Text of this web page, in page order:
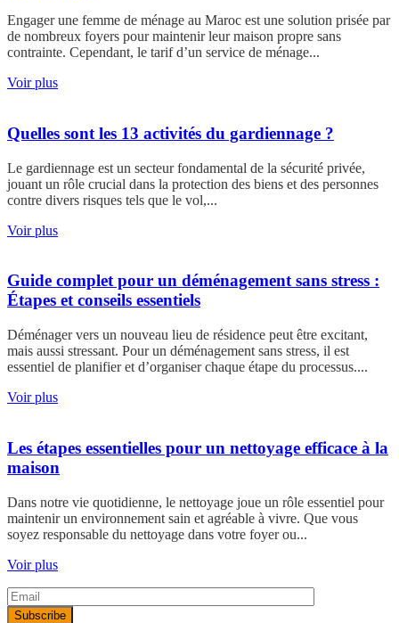
Engager une femme de ménage au Maroc est une solution prisée par
de nombreux foyers pour maintenir leur maison propre sans
contrainte. Cependant, le tarif d’un service de ménage...
Voir plus
Quelles sont les 13 activités du gardiennage ?
Le gardiennage est un secteur fondamental de la sécurité privée,
jouant un rôle crucial dans la protection des biens et des personnes
contre divers risques tels que le vol,...
Voir plus
Guide complet pour un déménagement sans stress :
Étapes et conseils essentiels
Déménager vers un nouveau lieu de résidence peut être excitant,
mais aussi stressant. Pour un déménagement sans stress, il est
essentiel de planifier et d’organiser chaque étape du processus....
Voir plus
Les étapes essentielles pour un nettoyage efficace à la
maison
Dans notre vie quotidienne, le nettoyage joue un rôle essentiel pour
maintenir un environnement sain et agréable à vivre. Que vous
soyez responsable du nettoyage dans votre foyer ou...
Voir plus